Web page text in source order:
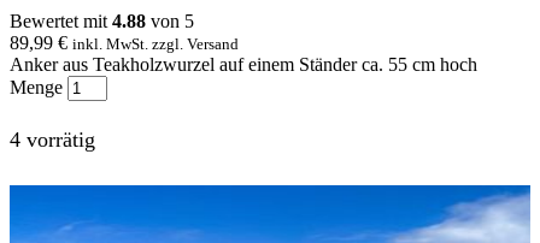
Bewertet mit 4.88 von 5
89,99 € inkl. MwSt. zzgl. Versand
Anker aus Teakholzwurzel auf einem Ständer ca. 55 cm hoch
Menge
4 vorrätig